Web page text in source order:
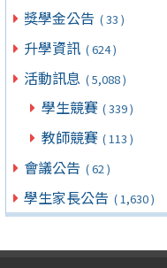
獎學金公告 ( 33 )
升學資訊 ( 624 )
活動訊息 ( 5,088 )
學生競賽 ( 339 )
教師競賽 ( 113 )
會議公告 ( 62 )
學生家長公告 ( 1,630 )